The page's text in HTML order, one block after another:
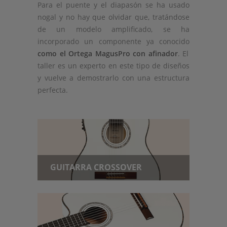
Para el puente y el diapasón se ha usado
nogal y no hay que olvidar que, tratándose
de un modelo amplificado, se ha
incorporado un componente ya conocido
como el Ortega MagusPro con afinador. El
taller es un experto en este tipo de diseños
y vuelve a demostrarlo con una estructura
perfecta.
GUITARRA CROSSOVER